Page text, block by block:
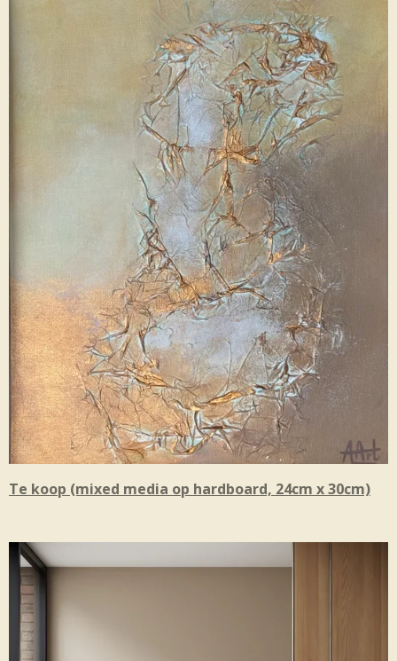
Te koop (mixed media op hardboard, 24cm x 30cm)